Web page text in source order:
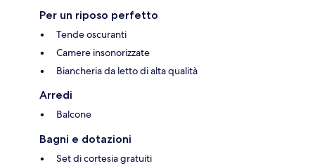
Per un riposo perfetto
Tende oscuranti
Camere insonorizzate
Biancheria da letto di alta qualità
Arredi
Balcone
Bagni e dotazioni
Set di cortesia gratuiti